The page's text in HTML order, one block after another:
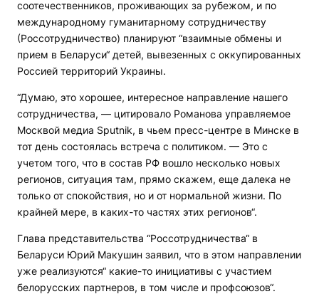
соотечественников, проживающих за рубежом, и по
международному гуманитарному сотрудничеству
(Россотрудничество) планируют “взаимные обмены и
прием в Беларуси“ детей, вывезенных с оккупированных
Россией территорий Украины.
“Думаю, это хорошее, интересное направление нашего
сотрудничества, — цитировало Романова управляемое
Москвой медиа Sputnik, в чьем пресс-центре в Минске в
тот день состоялась встреча с политиком. — Это с
учетом того, что в состав РФ вошло несколько новых
регионов, ситуация там, прямо скажем, еще далека не
только от спокойствия, но и от нормальной жизни. По
крайней мере, в каких-то частях этих регионов“.
Глава представительства “Россотрудничества“ в
Беларуси Юрий Макушин заявил, что в этом направлении
уже реализуются“ какие-то инициативы с участием
белорусских партнеров, в том числе и профсоюзов“.